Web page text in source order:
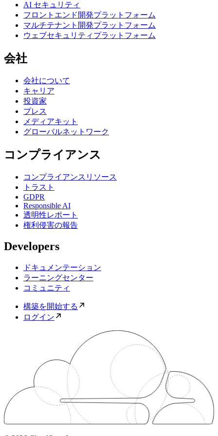
AI セキュリティ
フロントエンド開発プラットフォーム
マルチテナント開発プラットフォーム
ウェブセキュリティプラットフォーム
会社
会社について
キャリア
投資家
プレス
メディアキット
グローバルネットワーク
コンプライアンス
コンプライアンスリソース
トラスト
GDPR
Responsible AI
透明性レポート
権利侵害の報告
Developers
ドキュメンテーション
ラーニングセンター
コミュニティ
構築を開始する
ログイン